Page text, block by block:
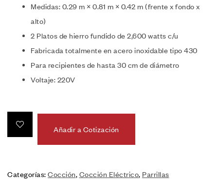
Medidas: 0.29 m × 0.81 m × 0.42 m (frente x fondo x
alto)
2 Platos de hierro fundido de 2,600 watts c/u
Fabricada totalmente en acero inoxidable tipo 430
Para recipientes de hasta 30 cm de diámetro
Voltaje: 220V
Añadir a Cotización
Categorías: Cocción, Cocción Eléctrico, Parrillas